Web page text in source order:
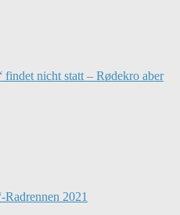
findet nicht statt – Rødekro aber
2021